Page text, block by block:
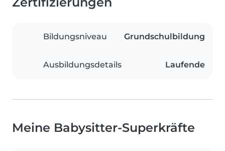
Bildungsniveau Grundschulbildung
Ausbildungsdetails Laufende
Meine Babysitter-Superkräfte